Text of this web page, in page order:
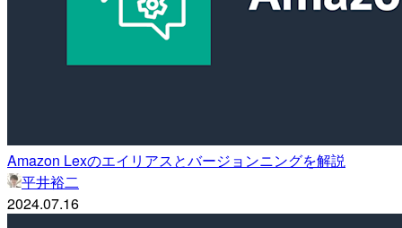
Amazon Lexのエイリアスとバージョンニングを解説
平井裕二
2024.07.16